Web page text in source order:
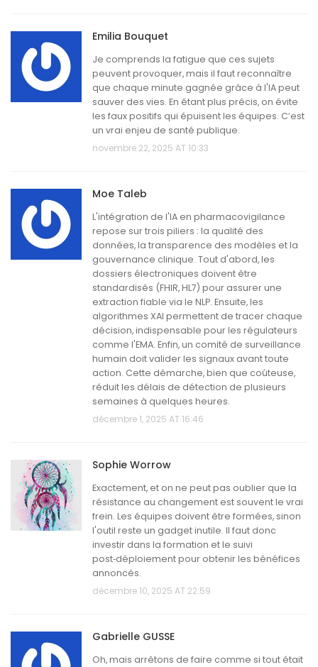
Emilia Bouquet
Je comprends la fatigue que ces sujets
peuvent provoquer, mais il faut reconnaître
que chaque minute gagnée grâce à l'IA peut
sauver des vies. En étant plus précis, on évite
les faux positifs qui épuisent les équipes. C’est
un vrai enjeu de santé publique.
novembre 22, 2025 AT 10:33
Moe Taleb
L'intégration de l'IA en pharmacovigilance
repose sur trois piliers : la qualité des
données, la transparence des modèles et la
gouvernance clinique. Tout d'abord, les
dossiers électroniques doivent être
standardisés (FHIR, HL7) pour assurer une
extraction fiable via le NLP. Ensuite, les
algorithmes XAI permettent de tracer chaque
décision, indispensable pour les régulateurs
comme l'EMA. Enfin, un comité de surveillance
humain doit valider les signaux avant toute
action. Cette démarche, bien que coûteuse,
réduit les délais de détection de plusieurs
semaines à quelques heures.
décembre 1, 2025 AT 16:46
Sophie Worrow
Exactement, et on ne peut pas oublier que la
résistance au changement est souvent le vrai
frein. Les équipes doivent être formées, sinon
l'outil reste un gadget inutile. Il faut donc
investir dans la formation et le suivi
post‑déploiement pour obtenir les bénéfices
annoncés.
décembre 10, 2025 AT 22:59
Gabrielle GUSSE
Oh, mais arrêtons de faire comme si tout était